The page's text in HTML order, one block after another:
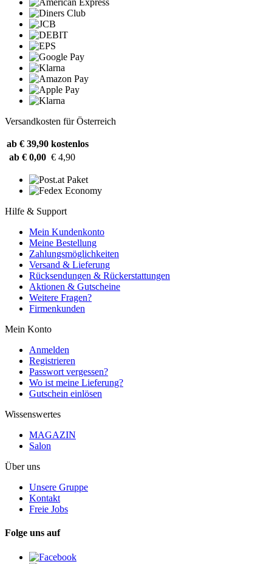
Versandkosten für Österreich
ab € 39,90 kostenlos
ab € 0,00 € 4,90
Hilfe & Support
Mein Kundenkonto
Meine Bestellung
Zahlungsmöglichkeiten
Versand & Lieferung
Rücksendungen & Rückerstattungen
Aktionen & Gutscheine
Weitere Fragen?
Firmenkunden
Mein Konto
Anmelden
Registrieren
Passwort vergessen?
Wo ist meine Lieferung?
Gutschein einlösen
Wissenswertes
MAGAZIN
Salon
Über uns
Unsere Gruppe
Kontakt
Freie Jobs
Folge uns auf